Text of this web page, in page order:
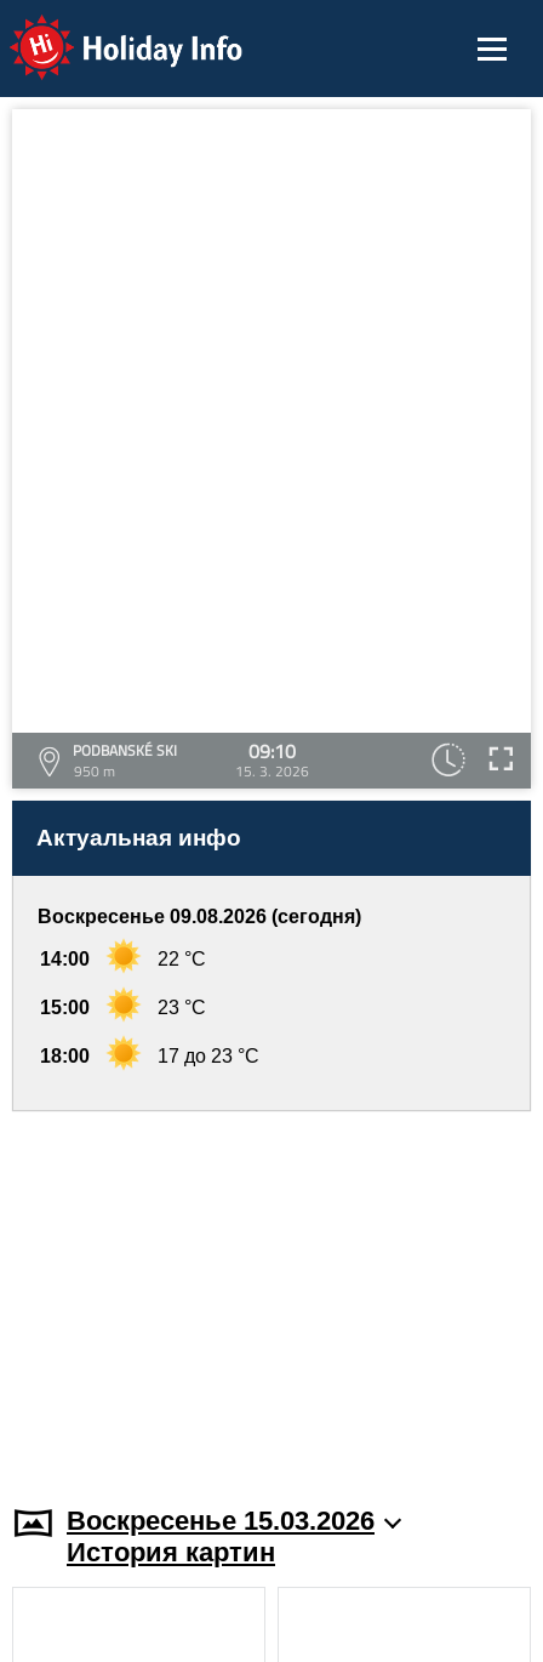
Holiday Info
PODBANSKÉ SKI
950 m
09:10
15. 3. 2026
Актуальная инфо
Воскресенье 09.08.2026 (сегодня)
14:00 22 °C
15:00 23 °C
18:00 17 до 23 °C
Воскресенье 15.03.2026
История картин